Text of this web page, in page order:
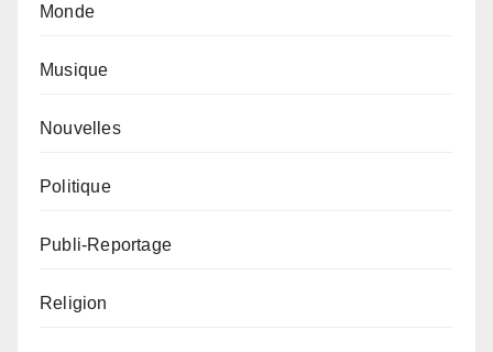
Monde
Musique
Nouvelles
Politique
Publi-Reportage
Religion